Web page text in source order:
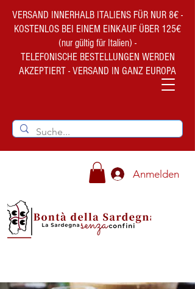
VERSAND INNERHALB ITALIENS FÜR NUR 8€ -
KOSTENLOS BEI EINEM EINKAUF ÜBER 125€
(nur gültig für Italien) -
TELEFONISCHE BESTELLUNGEN WERDEN
AKZEPTIERT - VERSAND IN GANZ EUROPA
Anmelden